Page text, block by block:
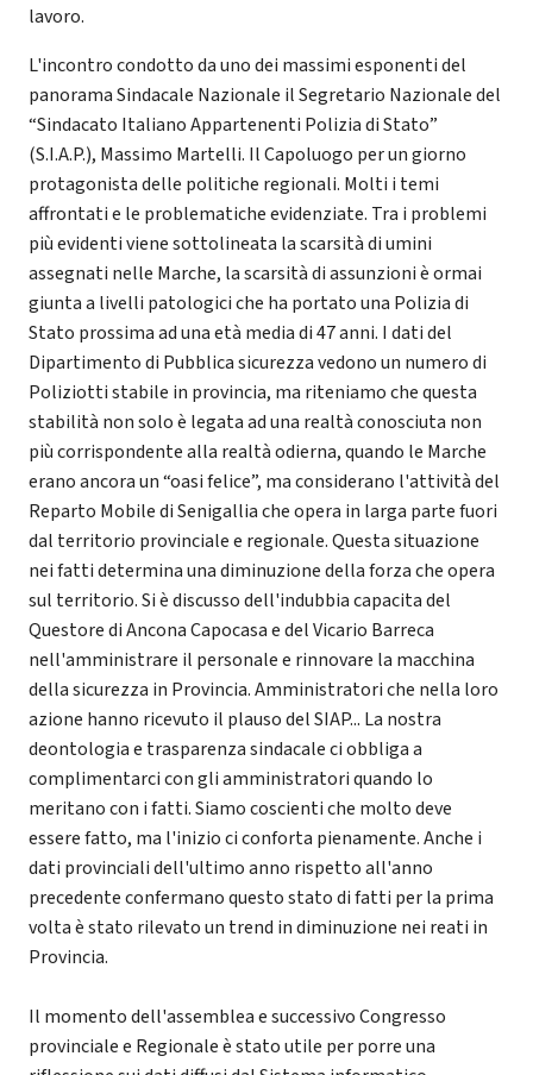
lavoro.
L'incontro condotto da uno dei massimi esponenti del
panorama Sindacale Nazionale il Segretario Nazionale del
“Sindacato Italiano Appartenenti Polizia di Stato”
(S.I.A.P.), Massimo Martelli. Il Capoluogo per un giorno
protagonista delle politiche regionali. Molti i temi
affrontati e le problematiche evidenziate. Tra i problemi
più evidenti viene sottolineata la scarsità di umini
assegnati nelle Marche, la scarsità di assunzioni è ormai
giunta a livelli patologici che ha portato una Polizia di
Stato prossima ad una età media di 47 anni. I dati del
Dipartimento di Pubblica sicurezza vedono un numero di
Poliziotti stabile in provincia, ma riteniamo che questa
stabilità non solo è legata ad una realtà conosciuta non
più corrispondente alla realtà odierna, quando le Marche
erano ancora un “oasi felice”, ma considerano l'attività del
Reparto Mobile di Senigallia che opera in larga parte fuori
dal territorio provinciale e regionale. Questa situazione
nei fatti determina una diminuzione della forza che opera
sul territorio. Si è discusso dell'indubbia capacita del
Questore di Ancona Capocasa e del Vicario Barreca
nell'amministrare il personale e rinnovare la macchina
della sicurezza in Provincia. Amministratori che nella loro
azione hanno ricevuto il plauso del SIAP... La nostra
deontologia e trasparenza sindacale ci obbliga a
complimentarci con gli amministratori quando lo
meritano con i fatti. Siamo coscienti che molto deve
essere fatto, ma l'inizio ci conforta pienamente. Anche i
dati provinciali dell'ultimo anno rispetto all'anno
precedente confermano questo stato di fatti per la prima
volta è stato rilevato un trend in diminuzione nei reati in
Provincia.
Il momento dell'assemblea e successivo Congresso
provinciale e Regionale è stato utile per porre una